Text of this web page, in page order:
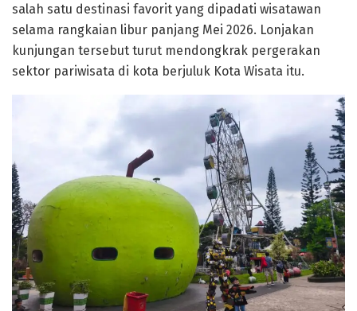
salah satu destinasi favorit yang dipadati wisatawan
selama rangkaian libur panjang Mei 2026. Lonjakan
kunjungan tersebut turut mendongkrak pergerakan
sektor pariwisata di kota berjuluk Kota Wisata itu.